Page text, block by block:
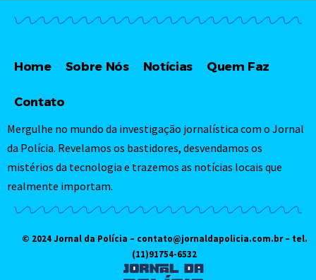
Home Sobre Nós Notícias Quem Faz
Contato
Mergulhe no mundo da investigação jornalística com o Jornal
da Polícia. Revelamos os bastidores, desvendamos os
mistérios da tecnologia e trazemos as notícias locais que
realmente importam.
© 2024 Jornal da Polícia – contato@jornaldapolicia.com.br– tel.
(11)91754-6532